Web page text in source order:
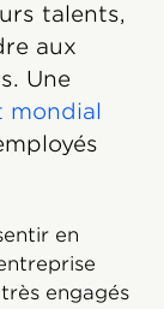
talents,
aux
Une
mondial
en
engagés